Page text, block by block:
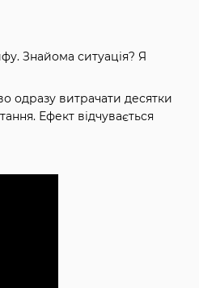
Знайома ситуація? Я
одразу витрачати десятки
Ефект відчувається